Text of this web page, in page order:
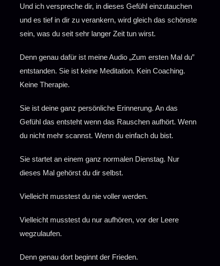
Und ich verspreche dir, in dieses Gefühl einzutauchen
und es tief in dir zu verankern, wird gleich das schönste
sein, was du seit sehr langer Zeit tun wirst.
Denn genau dafür ist meine Audio „Zum ersten Mal du”
entstanden. Sie ist keine Meditation. Kein Coaching.
Keine Therapie.
Sie ist deine ganz persönliche Erinnerung. An das
Gefühl das entsteht wenn das Rauschen aufhört. Wenn
du nicht mehr scannst. Wenn du einfach du bist.
Sie startet an einem ganz normalen Dienstag. Nur
dieses Mal gehörst du dir selbst.
Vielleicht musstest du nie voller werden.
Vielleicht musstest du nur aufhören, vor der Leere
wegzulaufen.
Denn genau dort beginnt der Frieden.